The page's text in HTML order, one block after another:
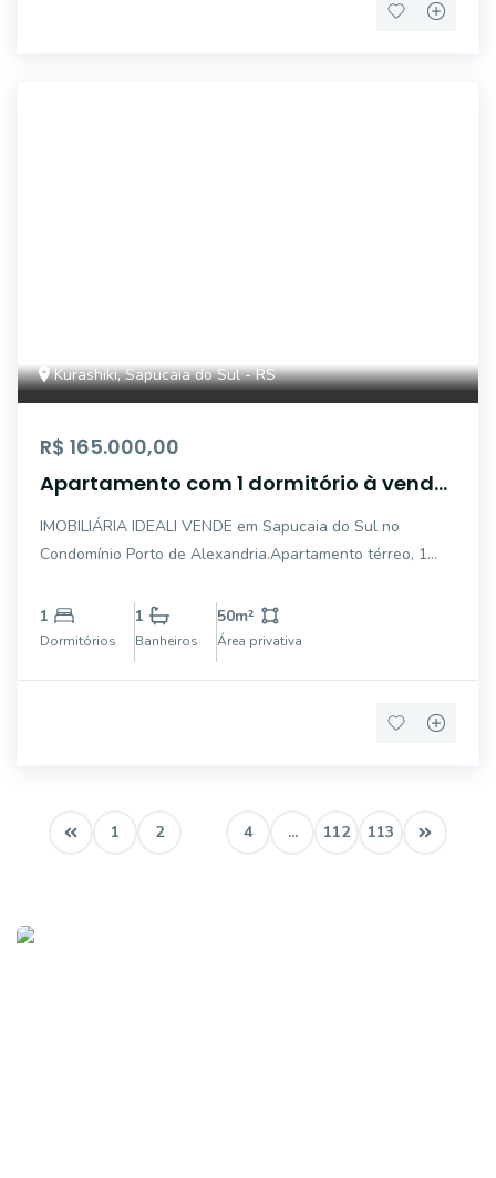
Kurashiki, Sapucaia do Sul - RS
R$ 165.000,00
Apartamento com 1 dormitório à venda,
50 m² por R$ 165.000,00 - Centro -
Sapucaia do Sul/RS
IMOBILIÁRIA IDEALI VENDE em Sapucaia do Sul no
Condomínio Porto de Alexandria.Apartamento térreo, 1
sem cobertura.Uma Ótima localidade próximo a
academias, supermercados, escolas e próximo a BR
1
Dormitórios
1
Banheiros
50m²
Área privativa
1 2 4 ... 112 113